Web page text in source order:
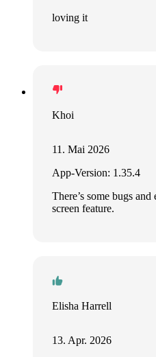
loving it
Khoi
11. Mai 2026
App-Version: 1.35.4
There’s some bugs
screen feature.
Elisha Harrell
13. Apr. 2026